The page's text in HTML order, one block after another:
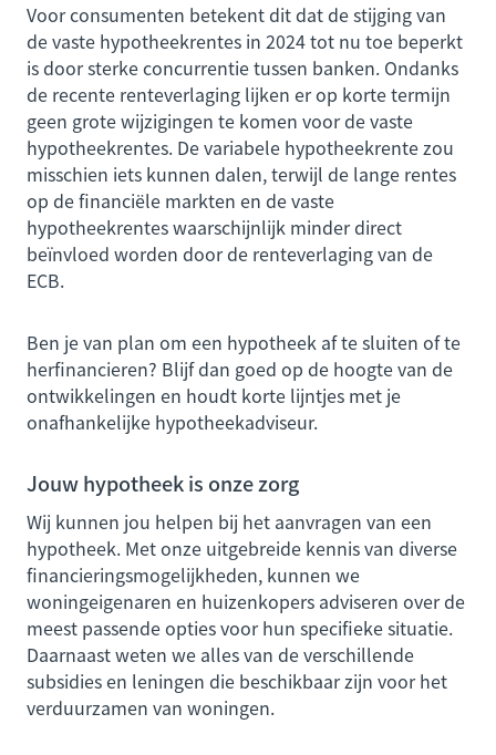
Voor consumenten betekent dit dat de stijging van
de vaste hypotheekrentes in 2024 tot nu toe beperkt
is door sterke concurrentie tussen banken. Ondanks
de recente renteverlaging lijken er op korte termijn
geen grote wijzigingen te komen voor de vaste
hypotheekrentes. De variabele hypotheekrente zou
misschien iets kunnen dalen, terwijl de lange rentes
op de financiële markten en de vaste
hypotheekrentes waarschijnlijk minder direct
beïnvloed worden door de renteverlaging van de
ECB.
Ben je van plan om een hypotheek af te sluiten of te
herfinancieren? Blijf dan goed op de hoogte van de
ontwikkelingen en houdt korte lijntjes met je
onafhankelijke hypotheekadviseur.
Jouw hypotheek is onze zorg
Wij kunnen jou helpen bij het aanvragen van een
hypotheek. Met onze uitgebreide kennis van diverse
financieringsmogelijkheden, kunnen we
woningeigenaren en huizenkopers adviseren over de
meest passende opties voor hun specifieke situatie.
Daarnaast weten we alles van de verschillende
subsidies en leningen die beschikbaar zijn voor het
verduurzamen van woningen.